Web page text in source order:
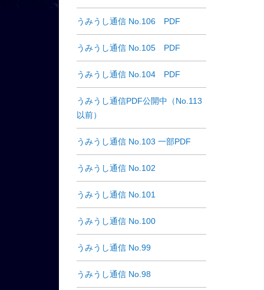
うみうし通信 No.106 PDF
うみうし通信 No.105 PDF
うみうし通信 No.104 PDF
うみうし通信PDF公開中（No.113
以前）
うみうし通信 No.103 一部PDF
うみうし通信 No.102
うみうし通信 No.101
うみうし通信 No.100
うみうし通信 No.99
うみうし通信 No.98